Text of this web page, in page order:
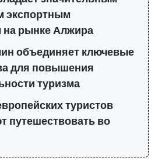
экспортным
на рынке Алжира
объединяет ключевые
для повышения
туризма
туристов
путешествовать во